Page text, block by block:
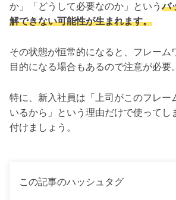
か」「どうして必要なのか」というバ
解できない可能性が生まれます。
その状態が恒常的になると、フレーム
目的になる場合もあるので注意が必要。
特に、新入社員は「上司がこのフレー
いるから」という理由だけで使ってし
付けましょう。
この記事のハッシュタグ